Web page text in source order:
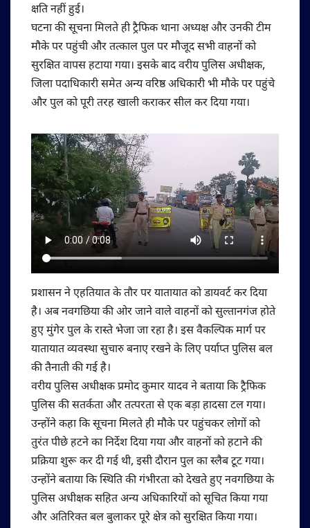
क्षति नहीं हुई।
घटना की सूचना मिलते ही ट्रैफिक थाना अध्यक्ष और उनकी टीम
मौके पर पहुंची और तत्काल पुल पर मौजूद सभी वाहनों को
सुरक्षित वापस हटाया गया। इसके बाद वरीय पुलिस अधीक्षक,
जिला पदाधिकारी समेत अन्य वरिष्ठ अधिकारी भी मौके पर पहुंचे
और पुल को पूरी तरह खाली कराकर सील कर दिया गया।
प्रशासन ने एहतियात के तौर पर यातायात को डायवर्ट कर दिया
है। अब नवगछिया की ओर जाने वाले वाहनों को सुल्तानगंज होते
हुए मुंगेर पुल के रास्ते भेजा जा रहा है। इस वैकल्पिक मार्ग पर
यातायात व्यवस्था सुचारु बनाए रखने के लिए पर्याप्त पुलिस बल
की तैनाती की गई है।
वरीय पुलिस अधीक्षक प्रमोद कुमार यादव ने बताया कि ट्रैफिक
पुलिस की सतर्कता और तत्परता से एक बड़ा हादसा टल गया।
उन्होंने कहा कि सूचना मिलते ही मौके पर पहुंचकर लोगों को
तुरंत पीछे हटने का निर्देश दिया गया और वाहनों को हटाने की
प्रक्रिया शुरू कर दी गई थी, इसी दौरान पुल का स्लैब टूट गया।
उन्होंने बताया कि स्थिति की गंभीरता को देखते हुए नवगछिया के
पुलिस अधीक्षक सहित अन्य अधिकारियों को सूचित किया गया
और अतिरिक्त बल बुलाकर पूरे क्षेत्र को सुरक्षित किया गया।